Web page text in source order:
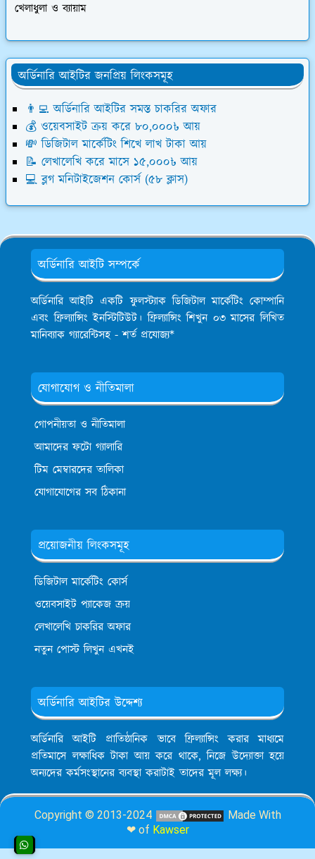
খেলাধুলা ও ব্যায়াম
অর্ডিনারি আইটির জনপ্রিয় লিংকসমূহ
👨‍💻 অর্ডিনারি আইটির সমস্ত চাকরির অফার
💰 ওয়েবসাইট ক্রয় করে ৮০,০০০৳ আয়
💸 ডিজিটাল মার্কেটিং শিখে লাখ টাকা আয়
📝 লেখালেখি করে মাসে ১৫,০০০৳ আয়
💻 ব্লগ মনিটাইজেশন কোর্স (৫৮ ক্লাস)
অর্ডিনারি আইটি সম্পর্কে
অর্ডিনারি আইটি একটি ফুলস্ট্যাক ডিজিটাল মার্কেটিং কোম্পানি
এবং ফ্রিল্যান্সিং ইনস্টিটিউট। ফ্রিল্যান্সিং শিখুন ০৩ মাসের লিখিত
মানিব্যাক গ্যারেন্টিসহ - শর্ত প্রযোজ্য*
যোগাযোগ ও নীতিমালা
গোপনীয়তা ও নীতিমালা
আমাদের ফটো গ্যালারি
টিম মেম্বারদের তালিকা
যোগাযোগের সব ঠিকানা
প্রয়োজনীয় লিংকসমূহ
ডিজিটাল মার্কেটিং কোর্স
ওয়েবসাইট প্যাকেজ ক্রয়
লেখালেখি চাকরির অফার
নতুন পোস্ট লিখুন এখনই
অর্ডিনারি আইটির উদ্দেশ্য
অর্ডিনারি আইটি প্রাতিষ্ঠানিক ভাবে ফ্রিল্যান্সিং করার মাধ্যমে
প্রতিমাসে লক্ষাধিক টাকা আয় করে থাকে, নিজে উদ্যোক্তা হয়ে
অন্যদের কর্মসংস্থানের ব্যবস্থা করাটাই তাদের মূল লক্ষ্য।
Copyright © 2013-2024
Made With
❤ of Kawser